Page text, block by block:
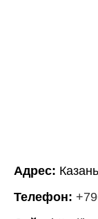
Адрес:
Телефон: